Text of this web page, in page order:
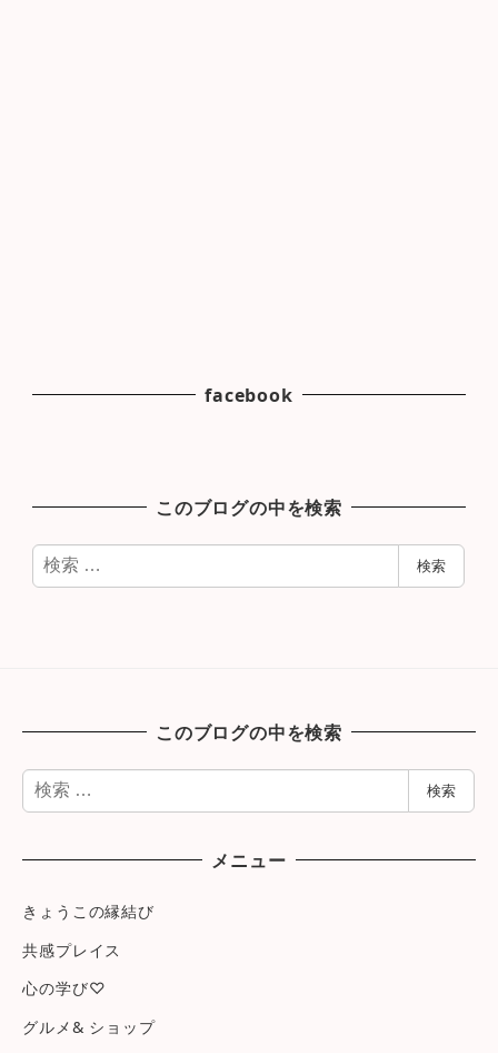
facebook
このブログの中を検索
検
索
検索
このブログの中を検索
検
索
検索
メニュー
きょうこの縁結び
共感プレイス
心の学び♡
グルメ& ショップ